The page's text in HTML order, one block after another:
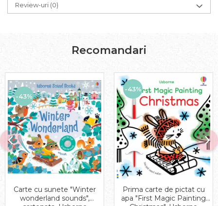
Review-uri (0)
Recomandari
-43%
Carte cu sunete "Winter
wonderland sounds",
-43%
Prima carte de pictat cu
apa "First Magic Painting